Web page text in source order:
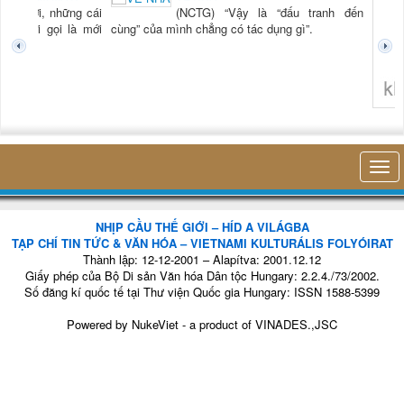
(NCTG) “Vậy là “đấu tranh đến
mình chẳng có tác dụng gì”.
tiên
nhỏ
NHỊP CẦU THẾ GIỚI – HÍD A VILÁGBA
TẠP CHÍ TIN TỨC & VĂN HÓA – VIETNAMI KULTURÁLIS FOLYÓIRAT
Thành lập: 12-12-2001 – Alapítva: 2001.12.12
Giấy phép của Bộ Di sản Văn hóa Dân tộc Hungary: 2.2.4./73/2002.
Số đăng kí quốc tế tại Thư viện Quốc gia Hungary: ISSN 1588-5399
Powered by NukeViet - a product of VINADES.,JSC